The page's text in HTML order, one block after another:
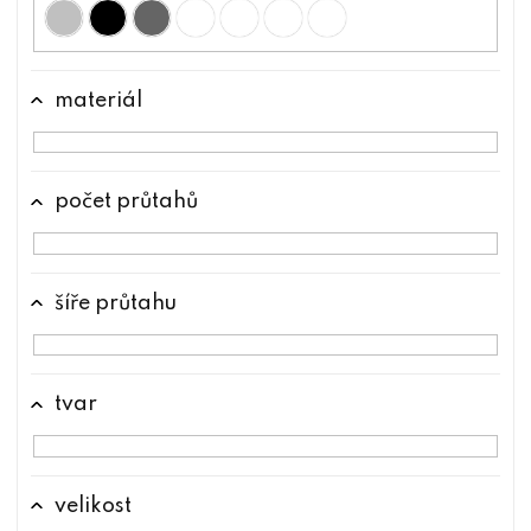
materiál
počet průtahů
šíře průtahu
tvar
velikost